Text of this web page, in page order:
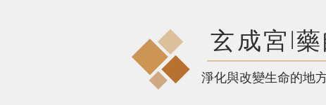
玄成宮l
淨化與改變生命的地